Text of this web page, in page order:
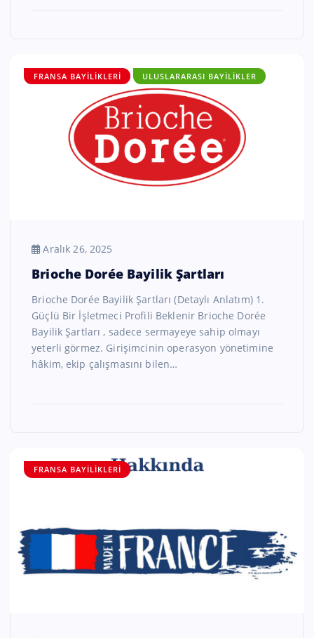
FRANSA BAYILIKLERI ULUSLARARASI BAYILIKLER
Aralık 26, 2025
Brioche Dorée Bayilik Şartları
Brioche Dorée Bayilik Şartları (Detaylı Anlatım) 1.
Güçlü Bir İşletmeci Profili Beklenir Brioche Dorée
Bayilik Şartları , sadece sermayeye sahip olmayı
yeterli görmez. Girişimcinin operasyon yönetimine
hâkim, ekip çalışmasını bilen…
FRANSA BAYILIKLERI